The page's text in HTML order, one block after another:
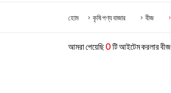
হোম কৃষি পণ্য বাজার বীজ
আমরা পেয়েছি0টি আইটেম করলার বীজ